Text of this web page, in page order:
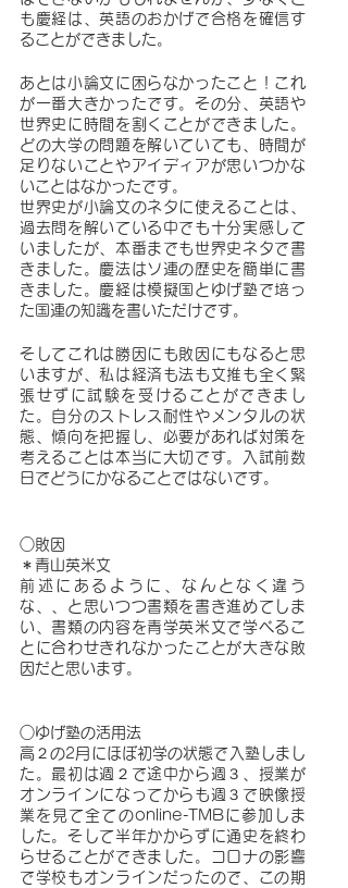
も慶経は、英語のおかげで合格を確信す
ることができました。
あとは小論文に困らなかったこと！これ
が一番大きかったです。その分、英語や
世界史に時間を割くことができました。
どの大学の問題を解いていても、時間が
足りないことやアイディアが思いつかな
いことはなかったです。
世界史が小論文のネタに使えることは、
過去問を解いている中でも十分実感して
いましたが、本番までも世界史ネタで書
きました。慶法はソ連の歴史を簡単に書
きました。慶経は模擬国とゆげ塾で培っ
た国連の知識を書いただけです。
そしてこれは勝因にも敗因にもなると思
いますが、私は経済も法も文推も全く緊
張せずに試験を受けることができまし
た。自分のストレス耐性やメンタルの状
態、傾向を把握し、必要があれば対策を
考えることは本当に大切です。入試前数
日でどうにかなることではないです。
○敗因
＊青山英米文
前述にあるように、なんとなく違う
な、、と思いつつ書類を書き進めてしま
い、書類の内容を青学英米文で学べるこ
とに合わせきれなかったことが大きな敗
因だと思います。
○ゆげ塾の活用法
高２の2月にほぼ初学の状態で入塾しまし
た。最初は週２で途中から週３、授業が
オンラインになってからも週３で映像授
業を見て全てのonline-TMBに参加しま
した。そして半年かからずに通史を終わ
らせることができました。コロナの影響
で学校もオンラインだったので、この期